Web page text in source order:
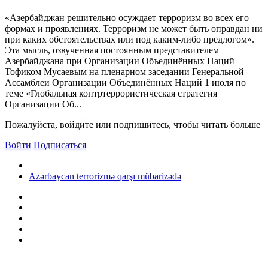
«Азербайджан решительно осуждает терроризм во всех его
формах и проявлениях. Терроризм не может быть оправдан ни
при каких обстоятельствах или под каким-либо предлогом».
Эта мысль, озвученная постоянным представителем
Азербайджана при Организации Объединённых Наций
Тофиком Мусаевым на пленарном заседании Генеральной
Ассамблеи Организации Объединённых Наций 1 июля по
теме «Глобальная контртеррористическая стратегия
Организации Об...
Пожалуйста, войдите или подпишитесь, чтобы читать больше
Войти Подписаться
Azərbaycan terrorizmə qarşı mübarizədə